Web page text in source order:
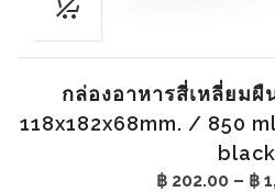
กล่องอาหารสี่เหลี่ยมผื
118x182x68mm. / 850
black
฿ 202.00 – ฿